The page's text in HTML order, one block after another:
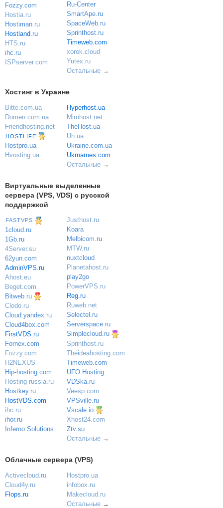
Fozzy.com
Hostia.ru
Hostiman.ru
Hostland.ru
HTS.ru
ihc.ru
ISPserver.com
Ru-Center
SmartApe.ru
SpaceWeb.ru
Sprinthost.ru
Timeweb.com
xorek.cloud
Yutex.ru
Остальные→
Хостинг в Украине
Bitte.com.ua
Domen.com.ua
Friendhosting.net
HOSTLIFE
Hostpro.ua
Hvosting.ua
Hyperhost.ua
Mirohost.net
TheHost.ua
Uh.ua
Ukraine.com.ua
Ukrnames.com
Остальные→
Виртуальные выделенные
сервера (VPS, VDS) с русской
поддержкой
FASTVPS
1cloud.ru
1Gb.ru
4Server.su
62yun.com
AdminVPS.ru
Ahost.eu
Beget.com
Bitweb.ru
Clodo.ru
Cloud.yandex.ru
Cloud4box.com
FirstVDS.ru
Fornex.com
Fozzy.com
H2NEXUS
Hip-hosting.com
Hosting-russia.ru
Hostkey.ru
HostVDS.com
ihc.ru
ihor.ru
Inferno Solutions
Justhost.ru
Koara
Melbicom.ru
MTW.ru
nuxtcloud
Planetahost.ru
play2go
PowerVPS.ru
Reg.ru
Ruweb.net
Selectel.ru
Serverspace.ru
Simplecloud.ru
Sprinthost.ru
Theideahosting.com
Timeweb.com
UFO.Hosting
VDSka.ru
Veesp.com
VPSville.ru
Vscale.io
Xhost24.com
Ztv.su
Остальные→
Облачные сервера (VPS)
Activecloud.ru
Cloud4y.ru
Flops.ru
Hostpro.ua
infobox.ru
Makecloud.ru
Остальные→